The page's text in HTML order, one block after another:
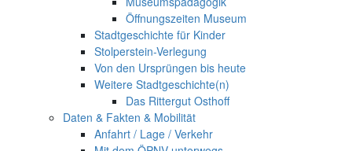
Öffnungszeiten Museum
Stadtgeschichte für Kinder
Stolperstein-Verlegung
Von den Ursprüngen bis heute
Weitere Stadtgeschichte(n)
Das Rittergut Osthoff
Daten & Fakten & Mobilität
Anfahrt / Lage / Verkehr